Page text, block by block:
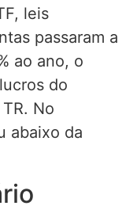
leis
passaram a
ao ano, o
do
No
abaixo da